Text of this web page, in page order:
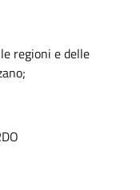
regioni e delle